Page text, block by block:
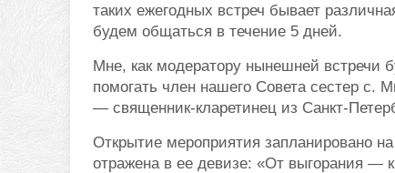
таких ежегодных встреч бывает
будем общаться в течение 5 дней.
Мне, как модератору нынешней встречи
помогать член нашего Совета сестер с.
— священник-кларетинец из Санкт-
Открытие мероприятия запланировано
отражена в ее девизе: «От выгорания —